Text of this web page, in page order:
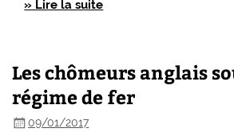
» Lire la suite
Les chômeurs anglais
régime de fer
09/01/2017